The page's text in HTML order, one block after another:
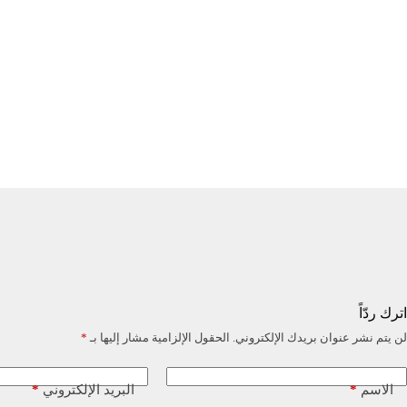
اترك ردّاً
لن يتم نشر عنوان بريدك الإلكتروني. الحقول الإلزامية مشار إليها بـ *
الاسم* البريد الإلكتروني*